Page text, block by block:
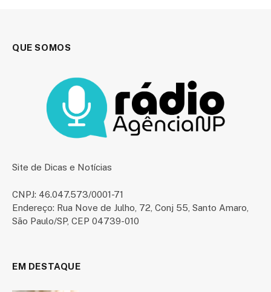
QUE SOMOS
Site de Dicas e Notícias
CNPJ: 46.047.573/0001-71
Endereço: Rua Nove de Julho, 72, Conj 55, Santo Amaro,
São Paulo/SP, CEP 04739-010
EM DESTAQUE